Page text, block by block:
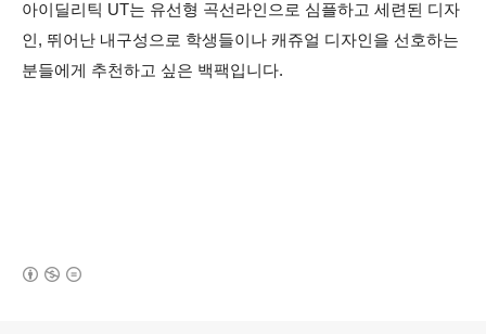
아이딜리틱 UT는 유선형 곡선라인으로 심플하고 세련된 디자
인, 뛰어난 내구성으로 학생들이나 캐쥬얼 디자인을 선호하는
분들에게 추천하고 싶은 백팩입니다.